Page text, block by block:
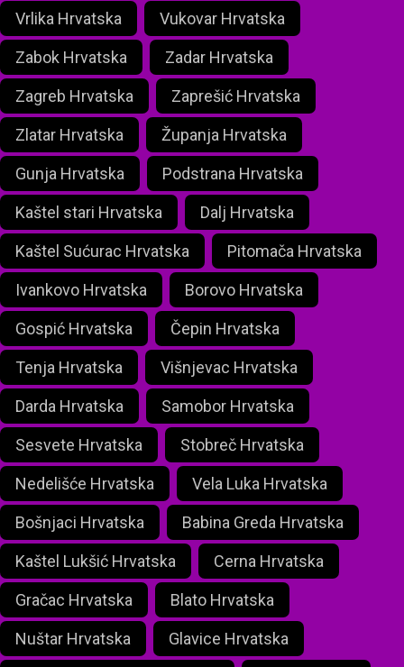
Vrlika Hrvatska Vukovar Hrvatska
Zabok Hrvatska Zadar Hrvatska
Zagreb Hrvatska Zaprešić Hrvatska
Zlatar Hrvatska Županja Hrvatska
Gunja Hrvatska Podstrana Hrvatska
Kaštel stari Hrvatska Dalj Hrvatska
Kaštel Sućurac Hrvatska Pitomača Hrvatska
Ivankovo Hrvatska Borovo Hrvatska
Gospić Hrvatska Čepin Hrvatska
Tenja Hrvatska Višnjevac Hrvatska
Darda Hrvatska Samobor Hrvatska
Sesvete Hrvatska Stobreč Hrvatska
Nedelišće Hrvatska Vela Luka Hrvatska
Bošnjaci Hrvatska Babina Greda Hrvatska
Kaštel Lukšić Hrvatska Cerna Hrvatska
Gračac Hrvatska Blato Hrvatska
Nuštar Hrvatska Glavice Hrvatska